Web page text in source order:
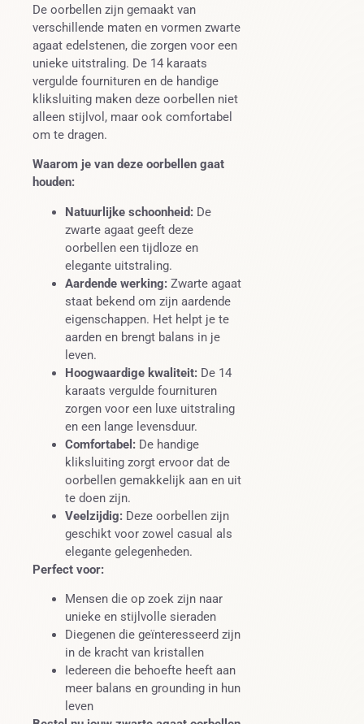
De oorbellen zijn gemaakt van
verschillende maten en vormen zwarte
agaat edelstenen, die zorgen voor een
unieke uitstraling. De 14 karaats
vergulde fournituren en de handige
kliksluiting maken deze oorbellen niet
alleen stijlvol, maar ook comfortabel
om te dragen.
Waarom je van deze oorbellen gaat
houden:
Natuurlijke schoonheid: De
zwarte agaat geeft deze
oorbellen een tijdloze en
elegante uitstraling.
Aardende werking: Zwarte agaat
staat bekend om zijn aardende
eigenschappen. Het helpt je te
aarden en brengt balans in je
leven.
Hoogwaardige kwaliteit: De 14
karaats vergulde fournituren
zorgen voor een luxe uitstraling
en een lange levensduur.
Comfortabel: De handige
kliksluiting zorgt ervoor dat de
oorbellen gemakkelijk aan en uit
te doen zijn.
Veelzijdig: Deze oorbellen zijn
geschikt voor zowel casual als
elegante gelegenheden.
Perfect voor:
Mensen die op zoek zijn naar
unieke en stijlvolle sieraden
Diegenen die geïnteresseerd zijn
in de kracht van kristallen
Iedereen die behoefte heeft aan
meer balans en grounding in hun
leven